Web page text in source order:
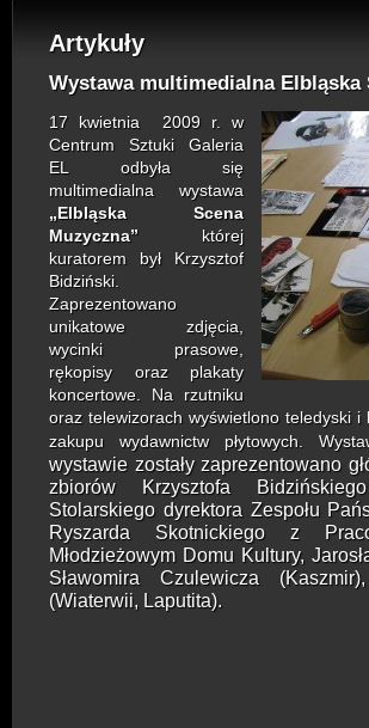
Artykuły
Wystawa multimedialna Elbląska
17 kwietnia
2009 r. w
Centrum Sztuki Galeria
EL odbyła się
multimedialna wystawa
„Elbląska Scena
Muzyczna” której
kuratorem był Krzysztof
Bidziński.
Zaprezentowano
unikatowe zdjęcia,
wycinki prasowe,
rękopisy oraz plakaty
koncertowe. Na rzutniku
oraz telewizorach wyświetlono teledyski i
zakupu wydawnictw płytowych.
wystawie zostały zaprezentowano
zbiorów Krzysztofa
Stolarskiego dyrektora Zespołu
Ryszarda Skotnickiego z
Młodzieżowym Domu Kultury,
Sławomira Czulewicza
(Wiaterwii, Laputita).